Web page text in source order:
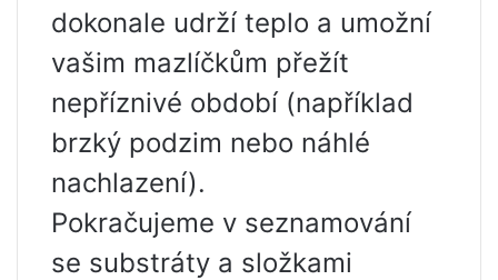
dokonale udrží teplo a umožní
vašim mazlíčkům přežít
nepříznivé období (například
brzký podzim nebo náhlé
nachlazení).
Pokračujeme v seznamování
se substráty a složkami